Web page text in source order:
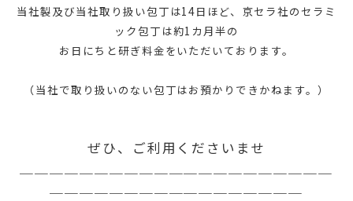
当社製及び当社取り扱い包丁は14日ほど、京セラ社のセラミ
ック包丁は約1カ月半の
お日にちと研ぎ料金をいただいております。
（当社で取り扱いのない包丁はお預かりできかねます。）
ぜひ、ご利用くださいませ